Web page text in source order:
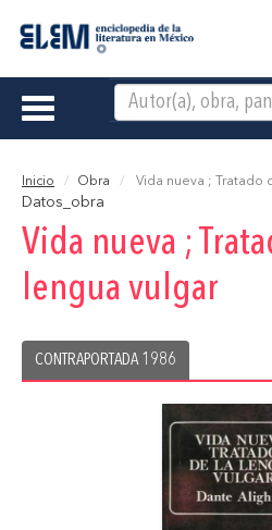
Toggle
Inicio Obra Vida nueva ; Tratado
Datos_obra
Vida nueva ;
lengua vulgar
CONTRAPORTADA 1986